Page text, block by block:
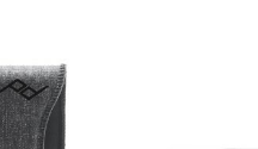
ein Kundenkonto eröffnen und
. *